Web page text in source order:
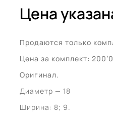
Цена
Продаются только
Цена за комплект:
Оригинал.
Диаметр — 18
Ширина: 8; 9.